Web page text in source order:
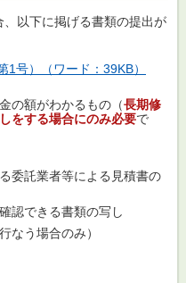
以下に掲げる書類の提出が
号）（ワード：39KB）
の額がわかるもの（長期修
をする場合にのみ必要で
委託業者等による見積書の
認できる書類の写し
なう場合のみ）